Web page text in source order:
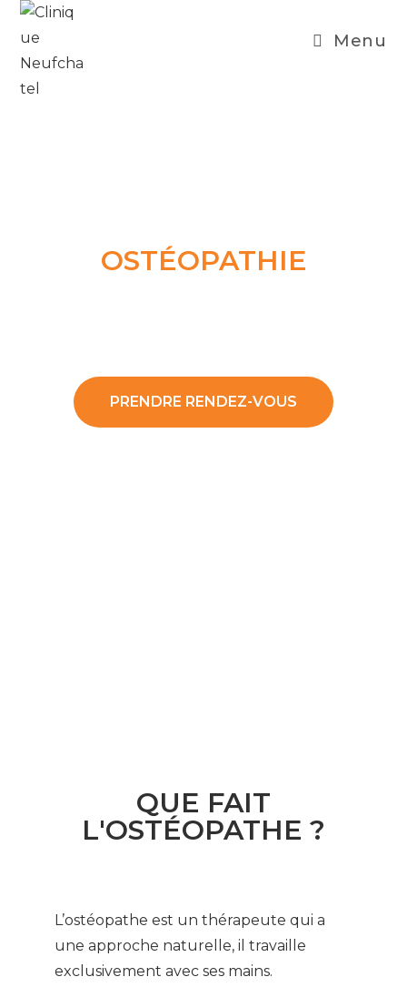
Menu
OSTÉOPATHIE
PRENDRE RENDEZ-VOUS
QUE FAIT
L'OSTÉOPATHE ?
L’ostéopathe est un thérapeute qui a
une approche naturelle, il travaille
exclusivement avec ses mains.